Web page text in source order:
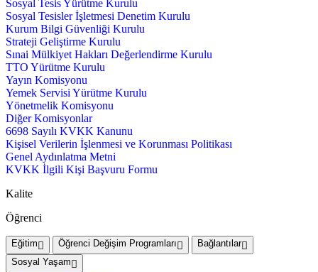
Sosyal Tesis Yürütme Kurulu
Sosyal Tesisler İşletmesi Denetim Kurulu
Kurum Bilgi Güvenliği Kurulu
Strateji Geliştirme Kurulu
Sınai Mülkiyet Hakları Değerlendirme Kurulu
TTO Yürütme Kurulu
Yayın Komisyonu
Yemek Servisi Yürütme Kurulu
Yönetmelik Komisyonu
Diğer Komisyonlar
6698 Sayılı KVKK Kanunu
Kişisel Verilerin İşlenmesi ve Korunması Politikası
Genel Aydınlatma Metni
KVKK İlgili Kişi Başvuru Formu
Kalite
Öğrenci
Eğitim Öğrenci Değişim Programları
Bağlantılar
Sosyal Yaşam